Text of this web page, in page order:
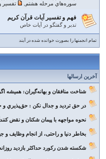
سوره‌هاي مرحله هشتم
تفسير
فهم و تفسير آيات قرآن كريم
تدبر و گفتگو در آیات خاص
تمام انجمنها را بصورت خوانده شده در آیند
آخرین ارسالها
شناخت منافقان و بهانه‌گيران: هميشه
در حق تردید و جدال نکن : حق‌پذيري
نحوه مواجهه با پيمان شكنان و نقض
بخاطر دنیا و راحتی، از انجام وظایف و
شكسته شدن ركورد حداكثر بازديد